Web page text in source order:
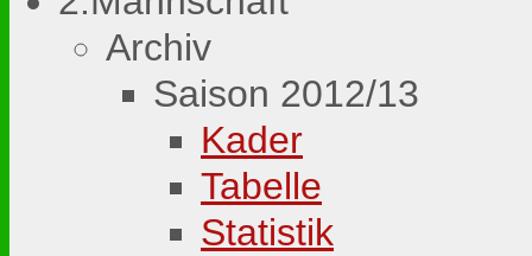
Archiv
Saison 2012/13
Kader
Tabelle
Statistik